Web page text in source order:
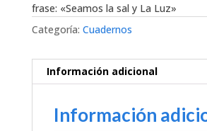
frase: «Seamos la sal y La Luz»
Categoría: Cuadernos
Información adicional
Información